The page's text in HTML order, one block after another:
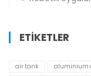
ETIKETLER
air tank aluminium